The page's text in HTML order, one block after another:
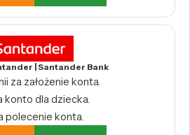
| Santander Bank
za założenie konta.
konto dla dziecka.
polecenie konta.